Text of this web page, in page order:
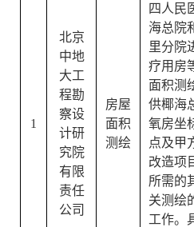
1
北京
中地
大工
程勘
察设
计研
究院
有限
责任
公司
房屋
面积
测绘
四人民
海总院
里分院
疗用房
面积测
供椰海
氧房坐
点及甲
改造项
所需的
关测绘
工作。